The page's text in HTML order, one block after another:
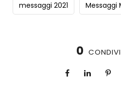
messaggi 2021 Messaggi
0